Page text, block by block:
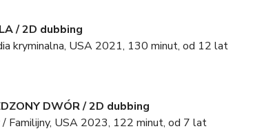
/ 2D dubbing
kryminalna, USA 2021, 130 minut, od 12 lat
DWÓR / 2D dubbing
/ Familijny, USA 2023, 122 minut, od 7 lat